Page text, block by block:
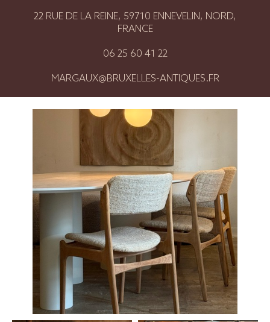
22 RUE DE LA REINE, 59710 ENNEVELIN, NORD,
FRANCE
06 25 60 41 22
MARGAUX@BRUXELLES-ANTIQUES.FR